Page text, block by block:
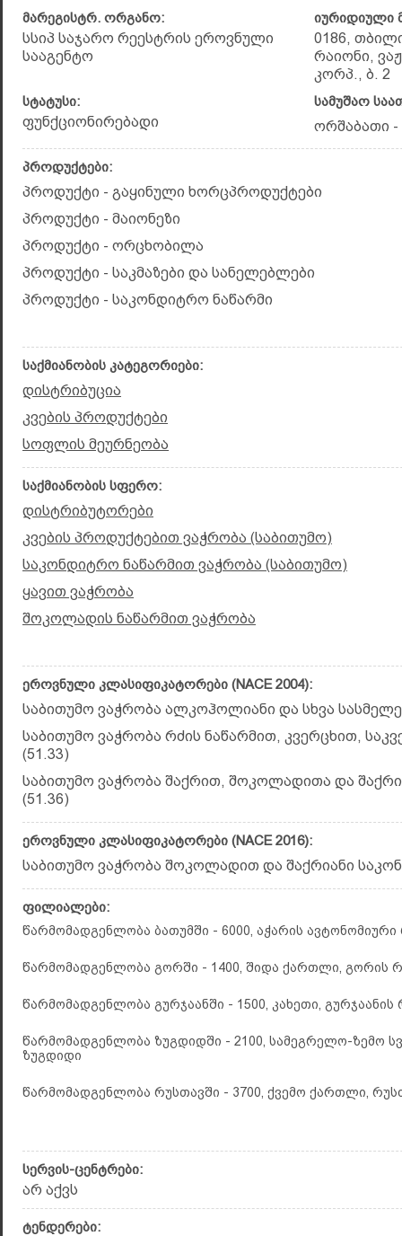
მარეგისტრ. ორგანო:
სსიპ საჯარო რეესტრის ეროვნული
სააგენტო
იურიდიული
0186,
რაიონი,
კორპ., ბ. 2
სტატუსი:
ფუნქციონირებადი
სამუშაო
ორშაბათი -
პროდუქტები:
პროდუქტი - გაყინული ხორცპროდუქტები
პროდუქტი - მაიონეზი
პროდუქტი - ორცხობილა
პროდუქტი - საკმაზები და სანელებლები
პროდუქტი - საკონდიტრო ნაწარმი
საქმიანობის კატეგორიები:
დისტრიბუცია
კვების პროდუქტები
სოფლის მეურნეობა
საქმიანობის სფერო:
დისტრიბუტორები
კვების პროდუქტებით ვაჭრობა (საბითუმო)
საკონდიტრო ნაწარმით ვაჭრობა (საბითუმო)
ყავით ვაჭრობა
შოკოლადის ნაწარმით ვაჭრობა
ეროვნული კლასიფიკატორები (NACE 2004):
საბითუმო ვაჭრობა ალკოჰოლიანი და სხვა
საბითუმო ვაჭრობა რძის ნაწარმით, კვერცხით,
(51.33)
საბითუმო ვაჭრობა შაქრით, შოკოლადითა და
(51.36)
ეროვნული კლასიფიკატორები (NACE 2016):
საბითუმო ვაჭრობა შოკოლადით და შაქრიანი
ფილიალები:
წარმომადგენლობა ბათუმში - 6000, აჭარის ავტონომიური
წარმომადგენლობა გორში - 1400, შიდა ქართლი, გორის
წარმომადგენლობა გურჯაანში - 1500, კახეთი, გურჯაანის
წარმომადგენლობა ზუგდიდში - 2100, სამეგრელო-ზემო
ზუგდიდი
წარმომადგენლობა რუსთავში - 3700, ქვემო ქართლი,
სერვის-ცენტრები:
არ აქვს
ტენდერები: